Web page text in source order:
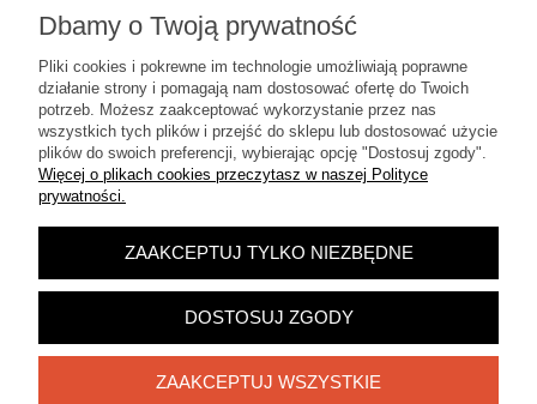
POKAŻ PEŁNĄ WERSJĘ STRONY
Sklep internetowy Shoper.pl
Dbamy o Twoją prywatność
Pliki cookies i pokrewne im technologie umożliwiają poprawne
działanie strony i pomagają nam dostosować ofertę do Twoich
potrzeb. Możesz zaakceptować wykorzystanie przez nas
wszystkich tych plików i przejść do sklepu lub dostosować użycie
plików do swoich preferencji, wybierając opcję "Dostosuj zgody".
Więcej o plikach cookies przeczytasz w naszej Polityce
prywatności.
ZAAKCEPTUJ TYLKO NIEZBĘDNE
DOSTOSUJ ZGODY
ZAAKCEPTUJ WSZYSTKIE